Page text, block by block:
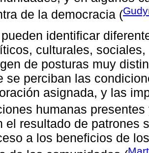
de la democracia (
identificar
culturales,
de posturas muy
se perciban las
asignada, y las
humanas presentes
el resultado de patrones
a los beneficios de